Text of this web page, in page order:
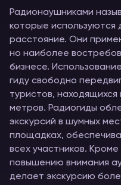
Радионаушниками
которые используются
расстояние. Они
но наиболее
бизнесе.
гиду свободно
туристов,
метров. Радиогиды
экскурсий в шумных
площадках,
всех участников.
повышению внимания
делает экскурсию